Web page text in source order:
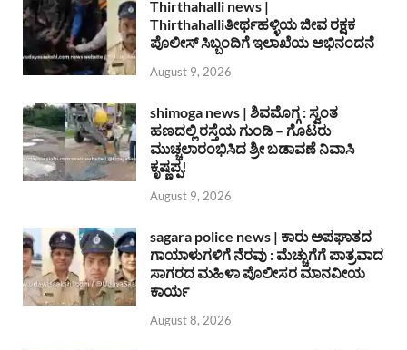
Thirthahalli news |
Thirthahalliತೀರ್ಥಹಳ್ಳಿಯ ಜೀವ ರಕ್ಷಕ
ಪೊಲೀಸ್ ಸಿಬ್ಬಂದಿಗೆ ಇಲಾಖೆಯ ಅಭಿನಂದನೆ
August 9, 2026
shimoga news | ಶಿವಮೊಗ್ಗ : ಸ್ವಂತ
ಹಣದಲ್ಲಿ ರಸ್ತೆಯ ಗುಂಡಿ – ಗೊಟರು
ಮುಚ್ಚಲಾರಂಭಿಸಿದ ಶ್ರೀ ಬಡಾವಣೆ ನಿವಾಸಿ
ಕೃಷ್ಣಪ್ಪ!
August 9, 2026
sagara police news | ಕಾರು ಅಪಘಾತದ
ಗಾಯಾಳುಗಳಿಗೆ ನೆರವು : ಮೆಚ್ಚುಗೆಗೆ ಪಾತ್ರವಾದ
ಸಾಗರದ ಮಹಿಳಾ ಪೊಲೀಸರ ಮಾನವೀಯ
ಕಾರ್ಯ
August 8, 2026